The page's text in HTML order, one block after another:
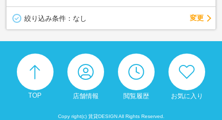
絞り込み条件： なし 変更
TOP 店舗情報 閲覧履歴 お気に入り
Copy right(c) 賃貸DESIGN All Rights Reserved.